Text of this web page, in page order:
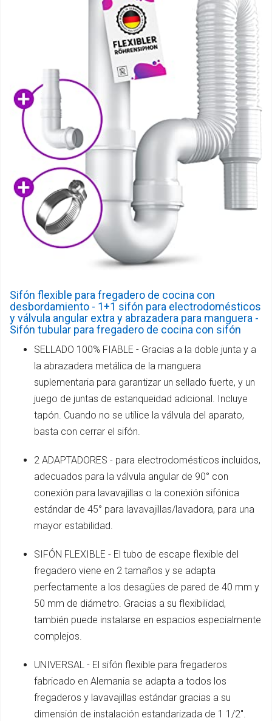
Sifón flexible para fregadero de cocina con
desbordamiento - 1+1 sifón para electrodomésticos
y válvula angular extra y abrazadera para manguera -
Sifón tubular para fregadero de cocina con sifón
SELLADO 100% FIABLE - Gracias a la doble junta y a
la abrazadera metálica de la manguera
suplementaria para garantizar un sellado fuerte, y un
juego de juntas de estanqueidad adicional. Incluye
tapón. Cuando no se utilice la válvula del aparato,
basta con cerrar el sifón.
2 ADAPTADORES - para electrodomésticos incluidos,
adecuados para la válvula angular de 90° con
conexión para lavavajillas o la conexión sifónica
estándar de 45° para lavavajillas/lavadora, para una
mayor estabilidad.
SIFÓN FLEXIBLE - El tubo de escape flexible del
fregadero viene en 2 tamaños y se adapta
perfectamente a los desagües de pared de 40 mm y
50 mm de diámetro. Gracias a su flexibilidad,
también puede instalarse en espacios especialmente
complejos.
UNIVERSAL - El sifón flexible para fregaderos
fabricado en Alemania se adapta a todos los
fregaderos y lavavajillas estándar gracias a su
dimensión de instalación estandarizada de 1 1/2".